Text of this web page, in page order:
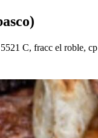
sco)
C, fracc el roble, cp